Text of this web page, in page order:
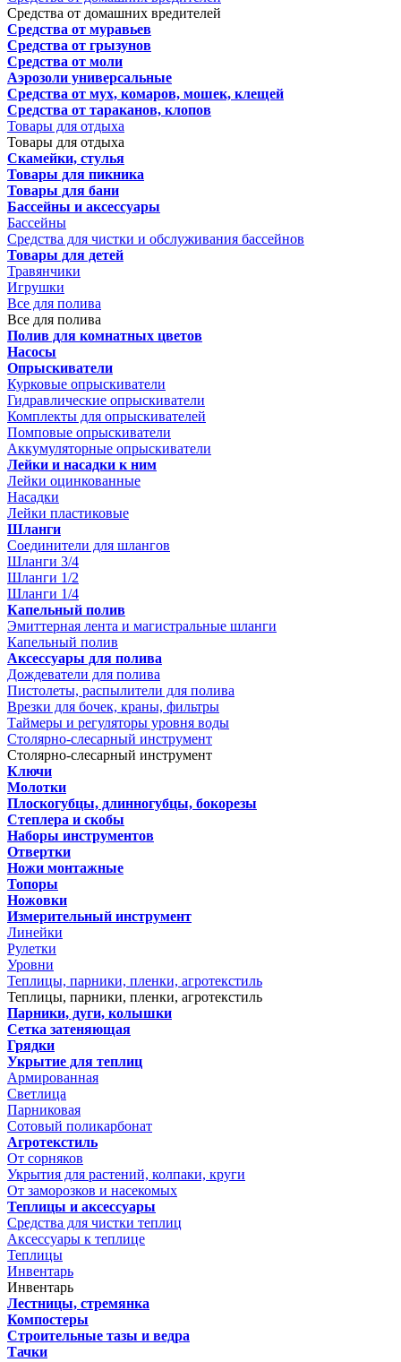
Средства от домашних вредителей
Средства от муравьев
Средства от грызунов
Средства от моли
Аэрозоли универсальные
Средства от мух, комаров, мошек, клещей
Средства от тараканов, клопов
Товары для отдыха
Товары для отдыха
Скамейки, стулья
Товары для пикника
Товары для бани
Бассейны и аксессуары
Бассейны
Средства для чистки и обслуживания бассейнов
Товары для детей
Травянчики
Игрушки
Все для полива
Все для полива
Полив для комнатных цветов
Насосы
Опрыскиватели
Курковые опрыскиватели
Гидравлические опрыскиватели
Комплекты для опрыскивателей
Помповые опрыскиватели
Аккумуляторные опрыскиватели
Лейки и насадки к ним
Лейки оцинкованные
Насадки
Лейки пластиковые
Шланги
Соединители для шлангов
Шланги 3/4
Шланги 1/2
Шланги 1/4
Капельный полив
Эмиттерная лента и магистральные шланги
Капельный полив
Аксессуары для полива
Дождеватели для полива
Пистолеты, распылители для полива
Врезки для бочек, краны, фильтры
Таймеры и регуляторы уровня воды
Столярно-слесарный инструмент
Столярно-слесарный инструмент
Ключи
Молотки
Плоскогубцы, длинногубцы, бокорезы
Степлера и скобы
Наборы инструментов
Отвертки
Ножи монтажные
Топоры
Ножовки
Измерительный инструмент
Линейки
Рулетки
Уровни
Теплицы, парники, пленки, агротекстиль
Теплицы, парники, пленки, агротекстиль
Парники, дуги, колышки
Сетка затеняющая
Грядки
Укрытие для теплиц
Армированная
Светлица
Парниковая
Сотовый поликарбонат
Агротекстиль
От сорняков
Укрытия для растений, колпаки, круги
От заморозков и насекомых
Теплицы и аксессуары
Средства для чистки теплиц
Аксессуары к теплице
Теплицы
Инвентарь
Инвентарь
Лестницы, стремянка
Компостеры
Строительные тазы и ведра
Тачки